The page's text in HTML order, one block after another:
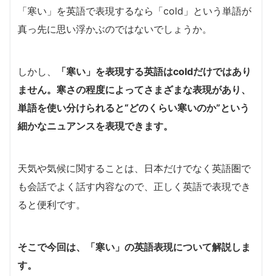
「寒い」を英語で表現するなら「cold」という単語が
真っ先に思い浮かぶのではないでしょうか。
しかし、
「寒い」を表現する英語はcoldだけではあり
ません。寒さの程度によってさまざまな表現があり、
単語を使い分けられると“どのくらい寒いのか”という
細かなニュアンスを表現できます。
天気や気候に関することは、日本だけでなく英語圏で
も会話でよく話す内容なので、正しく英語で表現でき
ると便利です。
そこで今回は、「寒い」の英語表現について解説しま
す。